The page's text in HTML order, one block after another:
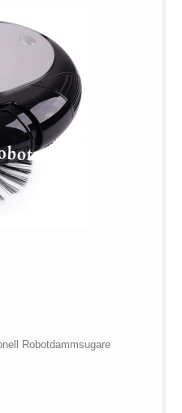
templates/
templates/
Robotdammsugare